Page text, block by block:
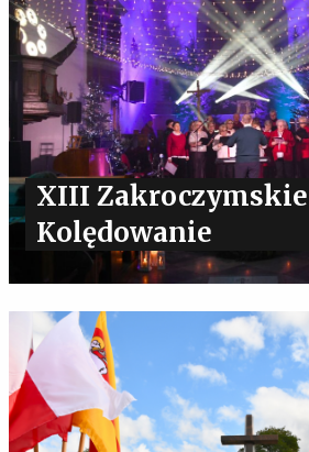
XIII Zakroczymskie
Kolędowanie